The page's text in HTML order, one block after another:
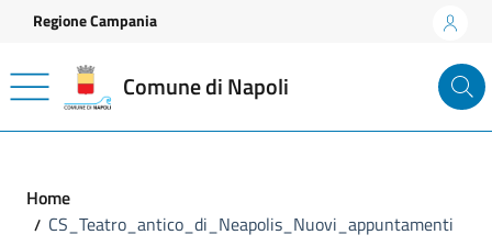
Vai ai contenuti
Vai al footer
Regione Campania
Comune di Napoli
Home
CS_Teatro_antico_di_Neapolis_Nuovi_appuntamenti